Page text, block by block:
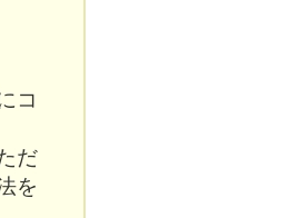
コ
だ
を